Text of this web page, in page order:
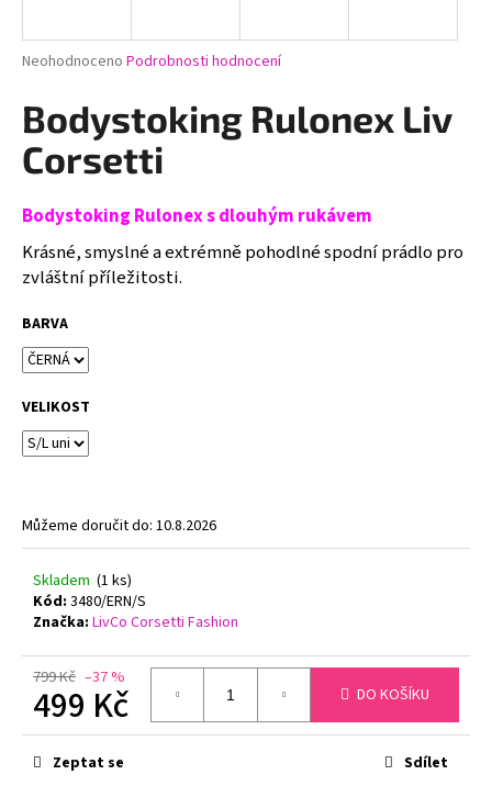
Průměrné
produktu
je
0,0
z
hvězdiček.
Neohodnoceno Podrobnosti hodnocení
Bodystoking Rulonex Liv
Corsetti
Bodystoking Rulonex s dlouhým rukávem
Krásné, smyslné a extrémně pohodlné spodní prádlo pro
zvláštní příležitosti.
BARVA
VELIKOST
Můžeme doručit do: 10.8.2026
Skladem (1 ks)
Kód: 3480/ERN/S
Značka: LivCo Corsetti Fashion
799 Kč –37 %
499 Kč
Měrná
cena:
DO KOŠÍKU
Zeptat se Sdílet
j
t
?
HLEDAT
D
o
p
r
u
j
m
NATURANA
5063
ZMENŠOVACÍ
PODPRSENKA
MINIMIZER
TMAVĚ